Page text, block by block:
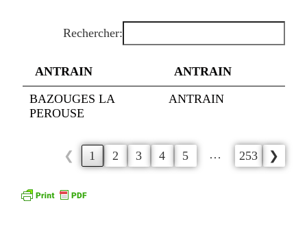
Rechercher:
ANTRAIN
ANTRAIN
BAZOUGES LA
PEROUSE
ANTRAIN
❮ 1 2 3 4 5 … 253 ❯